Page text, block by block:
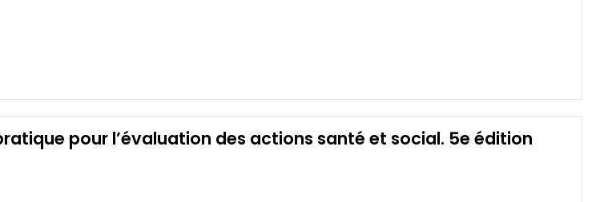
pour l’évaluation des actions santé et social. 5e édition